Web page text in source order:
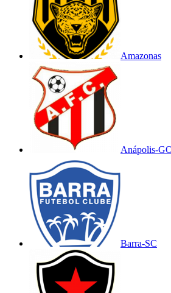
Amazonas
Anápolis-
Barra-SC